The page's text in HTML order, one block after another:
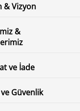
& Vizyon
&
ve İade
Güvenlik